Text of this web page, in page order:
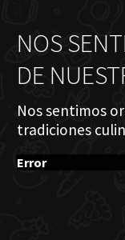
NOS
DE
Nos sentimos
tradiciones
Error